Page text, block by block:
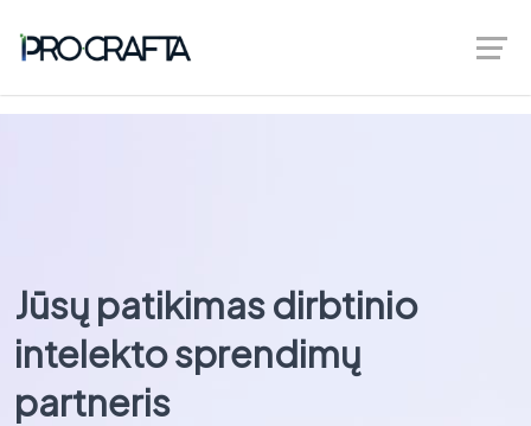
Jūsų patikimas dirbtinio
intelekto sprendimų
partneris